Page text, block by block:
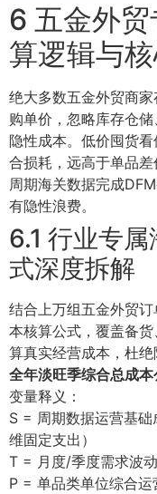
6 五金外
算逻辑与
绝大多数五金外贸商
购单价，忽略库存仓
隐性成本。低价囤货
合损耗，远高于单品
周期海关数据完成
有隐性浪费。
6.1 行业专
式深度拆解
结合上万组五金外贸
本核算公式，覆盖备
算真实经营成本，杜绝
全年淡旺季综合总成
变量释义：
S = 周期数据运营基
维固定支出）
T = 月度/季度需求波
P = 单品类单位综合运